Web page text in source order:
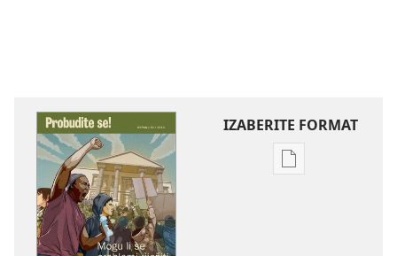
IZABERITE FORMAT
Postavke